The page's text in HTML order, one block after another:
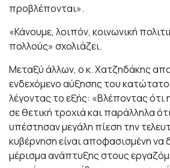
προβλέπονται».
«Κάνουμε, λοιπόν, κοινωνική
πολλούς» σχολιάζει.
Μεταξύ άλλων, ο κ. Χατζηδάκης
ενδεχόμενο αύξησης του
λέγοντας το εξής: «Βλέποντας ότι
σε θετική τροχιά και παράλληλα
υπέστησαν μεγάλη πίεση την
κυβέρνηση είναι αποφασισμένη να
μέρισμα ανάπτυξης στους